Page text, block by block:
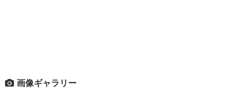
画像ギャラリー